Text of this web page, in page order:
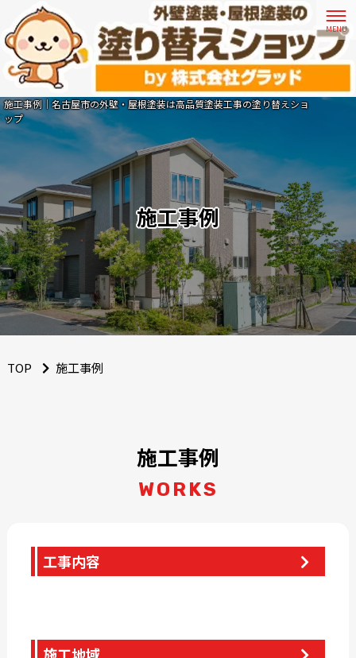
施工事例｜名古屋市の外壁・屋根塗装は高品質塗装工事の塗り替えショ
ップ
施工事例
TOP 施工事例
施工事例
WORKS
工事内容